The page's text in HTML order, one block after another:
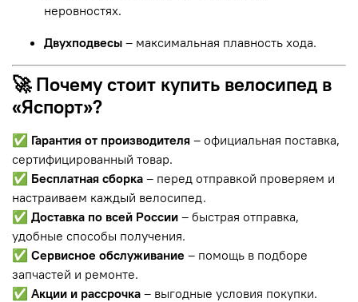
неровностях.
Двухподвесы – максимальная плавность хода.
🚀 Почему стоит купить велосипед в
«Яспорт»?
✅ Гарантия от производителя – официальная поставка,
сертифицированный товар.
✅ Бесплатная сборка – перед отправкой проверяем и
настраиваем каждый велосипед.
✅ Доставка по всей России – быстрая отправка,
удобные способы получения.
✅ Сервисное обслуживание – помощь в подборе
запчастей и ремонте.
✅ Акции и рассрочка – выгодные условия покупки.